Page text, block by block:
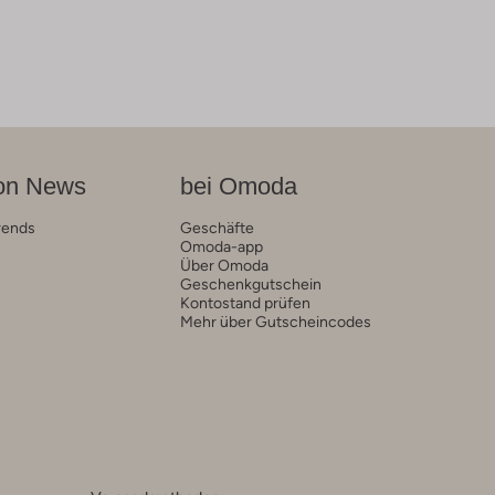
News bei Omoda
Geschäfte
Omoda-app
Über Omoda
Geschenkgutschein
Kontostand prüfen
Mehr über Gutscheincodes